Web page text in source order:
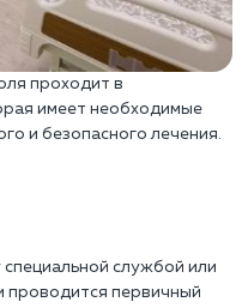
проходит в
имеет необходимые
и безопасного лечения.
специальной службой или
проводится первичный